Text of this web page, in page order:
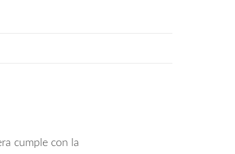
cumple con la